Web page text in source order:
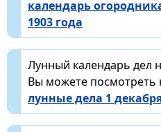
календарь
1903 года
Лунный календарь дел
Вы можете посмотреть
лунные дела 1